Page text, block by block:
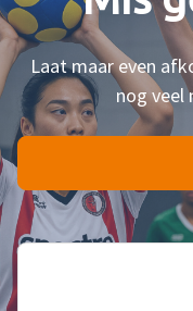
Laat maar even
nog veel